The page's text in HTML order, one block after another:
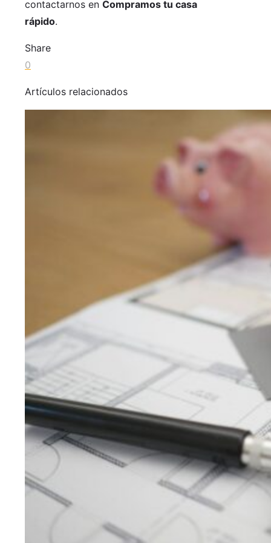
contactarnos en Compramos tu casa
rápido.
Share
0
Artículos relacionados